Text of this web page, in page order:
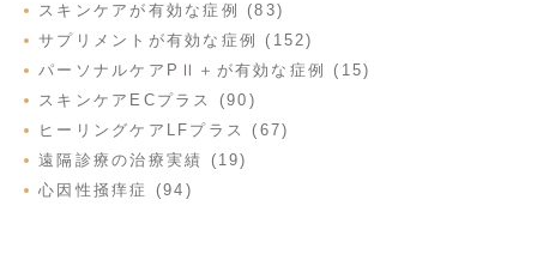
スキンケアが有効な症例 (83)
サプリメントが有効な症例 (152)
パーソナルケアPⅡ＋が有効な症例 (15)
スキンケアECプラス (90)
ヒーリングケアLFプラス (67)
遠隔診療の治療実績 (19)
心因性掻痒症 (94)